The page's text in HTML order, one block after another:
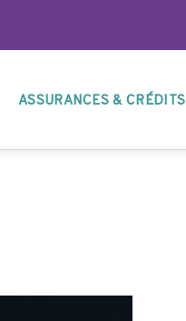
ASSURANCES & CRÉDITS